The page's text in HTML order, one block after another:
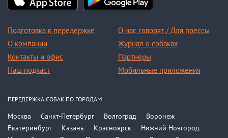
Подготовка к передержке
О компании
Контакты и офис
Наш подкаст
О нас говорят / Для прессы
Журнал о собаках
Партнеры
Мобильные приложения
ПЕРЕДЕРЖКА СОБАК ПО ГОРОДАМ
Москва Санкт-Петербург Волгоград
Воронеж
Екатеринбург
Казань Красноярск
Нижний Новгород